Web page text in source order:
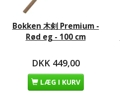
Bokken 木剣 Premium -
Rød eg - 100 cm
DKK 449,00
LÆG I KURV